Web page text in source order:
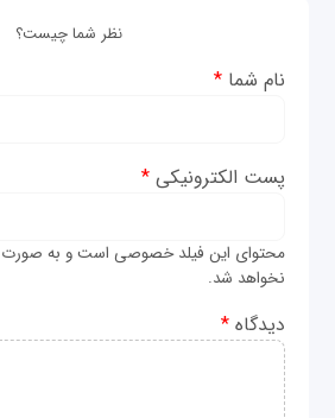
نظر شما چیست؟
نام شما*
پست الکترونیکی*
محتوای این فیلد خصوصی است و به صورت
نخواهد شد.
دیدگاه*